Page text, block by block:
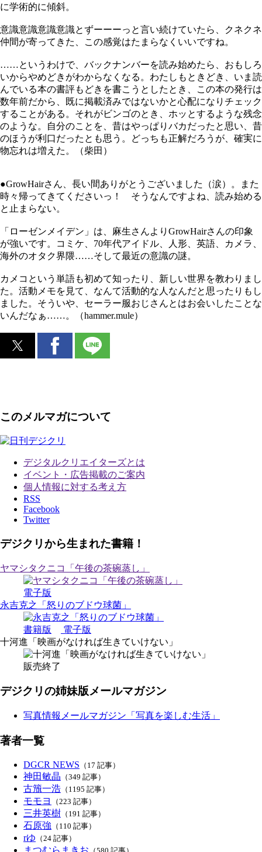
に学術的に傾斜。
意識意識意識意識とずーーーっと言い続けていたら、クネクネ
仲間が寄ってきた、この感覚はたまらなくいいですね。
……というわけで、バックナンバーを読み始めたら、おもしろ
いからやめどきがわからなくなる。わたしもときどき、いま読
んでいる本の書評もどきを書こうとしたとき、この本の発行は
数年前だから、既に掲載済みではないかと心配になりチェック
することがある。それがビンゴのとき、ホッとするような残念
のような。自分のことを、昔はやっぱりバカだったと思い、昔
のほうが利口だったとも思う。どっちも正解だろうが、確実に
物忘れは増えた。（柴田）
●GrowHairさん、長い間ありがとうございました（涙）。また
時々帰ってきてくださいっ！ そうなんですよね、読み始める
と止まらない。
「ローゼンメイデン」は、麻生さんよりGrowHairさんの印象
が強いです。コミケ、70年代アイドル、人形、英語、カメラ、
海外のオタク界隈……そして最近の意識の謎。
カメコという単語も初めて知ったり、新しい世界を教わりまし
た。活動メモを見て、なんて活動的な人なんだと思ったりもし
ました。そういや、セーラー服おじさんとはお会いしたことな
いんだなぁ……。（hammer.mule）
このメルマガについて
デジタルクリエイターズとは
イベント・広告掲載のご案内
個人情報に対する考え方
RSS
Facebook
Twitter
デジクリから生まれた書籍！
ヤマシタクニコ「午後の茶碗蒸し」
電子版
永吉克之「怒りのブドウ球菌」
書籍版
電子版
十河進「映画がなければ生きていけない」
販売終了
デジクリの姉妹版メールマガジン
写真情報メールマガジン「写真を楽しむ生活」
著者一覧
DGCR NEWS （17 記事）
神田敏晶 （349 記事）
古籏一浩 （1195 記事）
モモヨ （223 記事）
三井英樹 （191 記事）
石原強 （110 記事）
rゆ （24 記事）
まつむらまきお